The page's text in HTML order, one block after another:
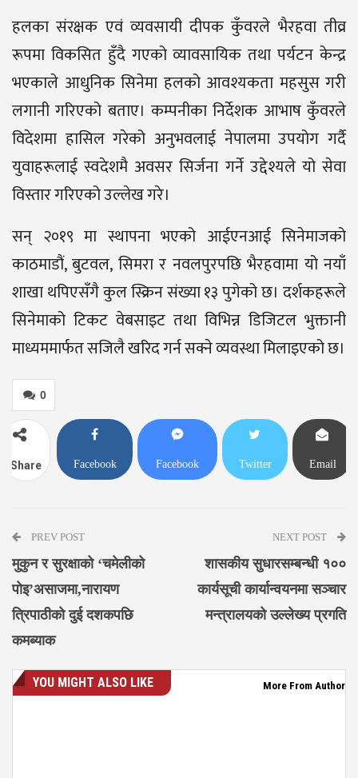
हलका संरक्षक एवं व्यवसायी दीपक कुँवरले भैरहवा तीव्र
रूपमा विकसित हुँदै गएको व्यावसायिक तथा पर्यटन केन्द्र
भएकाले आधुनिक सिनेमा हलको आवश्यकता महसुस गरी
लगानी गरिएको बताए। कम्पनीका निर्देशक आभाष कुँवरले
विदेशमा हासिल गरेको अनुभवलाई नेपालमा उपयोग गर्दै
युवाहरूलाई स्वदेशमै अवसर सिर्जना गर्ने उद्देश्यले यो सेवा
विस्तार गरिएको उल्लेख गरे।
सन् २०१९ मा स्थापना भएको आईएनआई सिनेमाजको
काठमाडौं, बुटवल, सिमरा र नवलपुरपछि भैरहवामा यो नयाँ
शाखा थपिएसँगै कुल स्क्रिन संख्या १३ पुगेको छ। दर्शकहरूले
सिनेमाको टिकट वेबसाइट तथा विभिन्न डिजिटल भुक्तानी
माध्यममार्फत सजिलै खरिद गर्न सक्ने व्यवस्था मिलाइएको छ।
0
Share Facebook Facebook Twitter Email
PREV POST
मुकुन र सुरक्षाको ‘चमेलीको
पोइ’असाजमा,नारायण
त्रिपाठीको दुई दशकपछि
कमब्याक
NEXT POST
शासकीय सुधारसम्बन्धी १००
कार्यसूची कार्यान्वयनमा सञ्चार
मन्त्रालयको उल्लेख्य प्रगति
YOU MIGHT ALSO LIKE More From Author